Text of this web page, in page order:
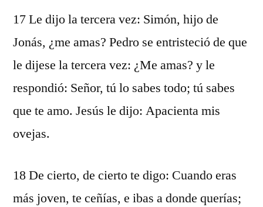
17 Le dijo la tercera vez: Simón, hijo de
Jonás, ¿me amas? Pedro se entristeció de que
le dijese la tercera vez: ¿Me amas? y le
respondió: Señor, tú lo sabes todo; tú sabes
que te amo. Jesús le dijo: Apacienta mis
ovejas.
18 De cierto, de cierto te digo: Cuando eras
más joven, te ceñías, e ibas a donde querías;